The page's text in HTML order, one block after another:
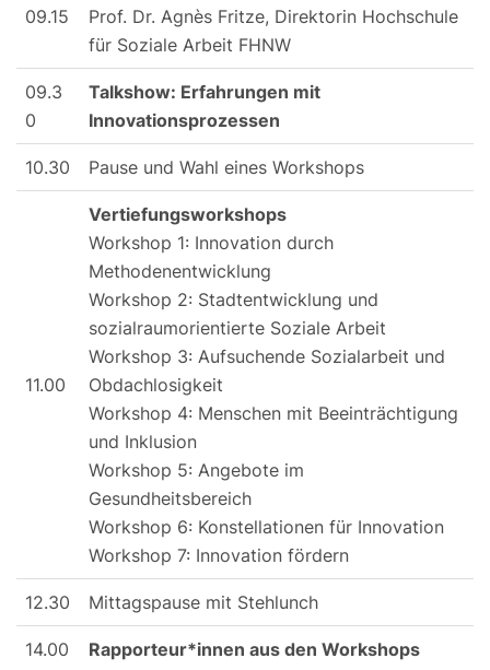
09.15
Prof. Dr. Agnès Fritze, Direktorin Hochschule
für Soziale Arbeit FHNW
09.3
0
Talkshow: Erfahrungen mit
Innovationsprozessen
10.30 Pause und Wahl eines Workshops
11.00
Vertiefungsworkshops
Workshop 1: Innovation durch
Methodenentwicklung
Workshop 2: Stadtentwicklung und
sozialraumorientierte Soziale Arbeit
Workshop 3: Aufsuchende Sozialarbeit und
Obdachlosigkeit
Workshop 4: Menschen mit Beeinträchtigung
und Inklusion
Workshop 5: Angebote im
Gesundheitsbereich
Workshop 6: Konstellationen für Innovation
Workshop 7: Innovation fördern
12.30 Mittagspause mit Stehlunch
14.00 Rapporteur*innen aus den Workshops